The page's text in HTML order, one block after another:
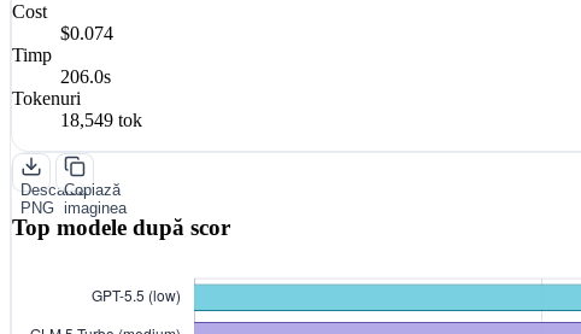
Cost
$0.074
Timp
206.0s
Tokenuri
18,549 tok
Descarcă
PNG
Copiază
imaginea
Top modele după scor